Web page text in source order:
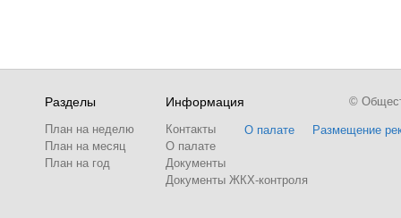
Разделы
План на неделю
План на месяц
План на год
Информация
Контакты
О палате
Документы
Документы ЖКХ-контроля
О палате Размещение
©